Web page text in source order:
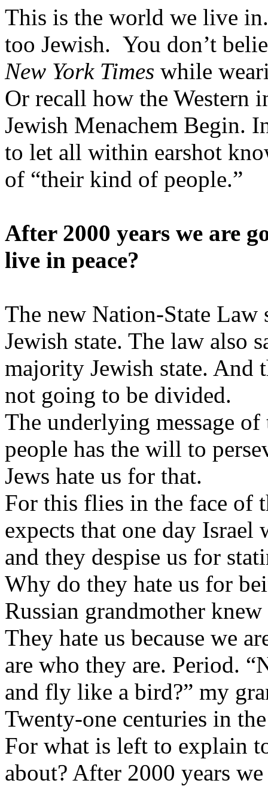
This is the world we live
too Jewish. You don’t
New York Times while
Or recall how the Western
Jewish Menachem Begin.
to let all within earshot
of “their kind of people.”
After2000 years we are
live in peace?
The new Nation-State Law
Jewish state. The law also
majority Jewish state. And
not going to be divided.
The underlying message
people has the will to
Jews hate us for that.
For this flies in the face of
expects that one day Israel
and they despise us for
Why do they hate us for
Russian grandmother knew
They hate us because we
are who they are. Period.
and fly like a bird?” my
Twenty-one centuries in
For what is left to explain
about? After 2000 years we